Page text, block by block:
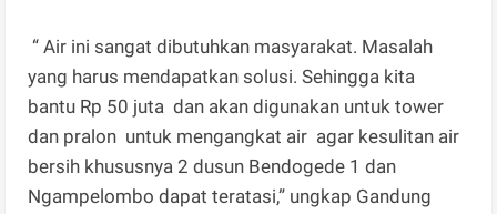
“ Air ini sangat dibutuhkan masyarakat. Masalah
yang harus mendapatkan solusi. Sehingga kita
bantu Rp 50 juta dan akan digunakan untuk tower
dan pralon untuk mengangkat air agar kesulitan air
bersih khususnya 2 dusun Bendogede 1 dan
Ngampelombo dapat teratasi,” ungkap Gandung